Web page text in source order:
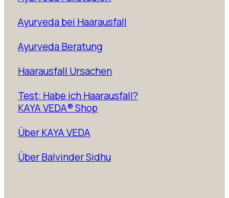
Ayurveda bei Haarausfall
Ayurveda Beratung
Haarausfall Ursachen
Test: Habe ich Haarausfall?
KAYA VEDA® Shop
Über KAYA VEDA
Über Balvinder Sidhu